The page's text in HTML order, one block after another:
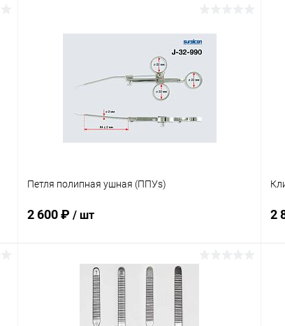
Петля полипная ушная (ППУs)
2 600 ₽ / шт
В корзину
Купить в 1 клик Сравнение
2